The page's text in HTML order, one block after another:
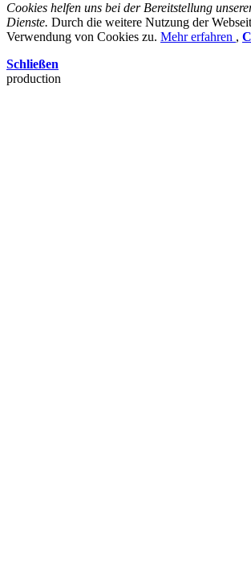
Cookies helfen uns bei der Bereitstellung
Dienste. Durch die weitere Nutzung der
Verwendung von Cookies zu. Mehr erfahren ,
Schließen
production